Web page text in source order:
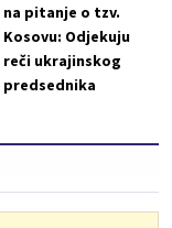
na pitanje o tzv.
Kosovu: Odjekuju
reči ukrajinskog
predsednika